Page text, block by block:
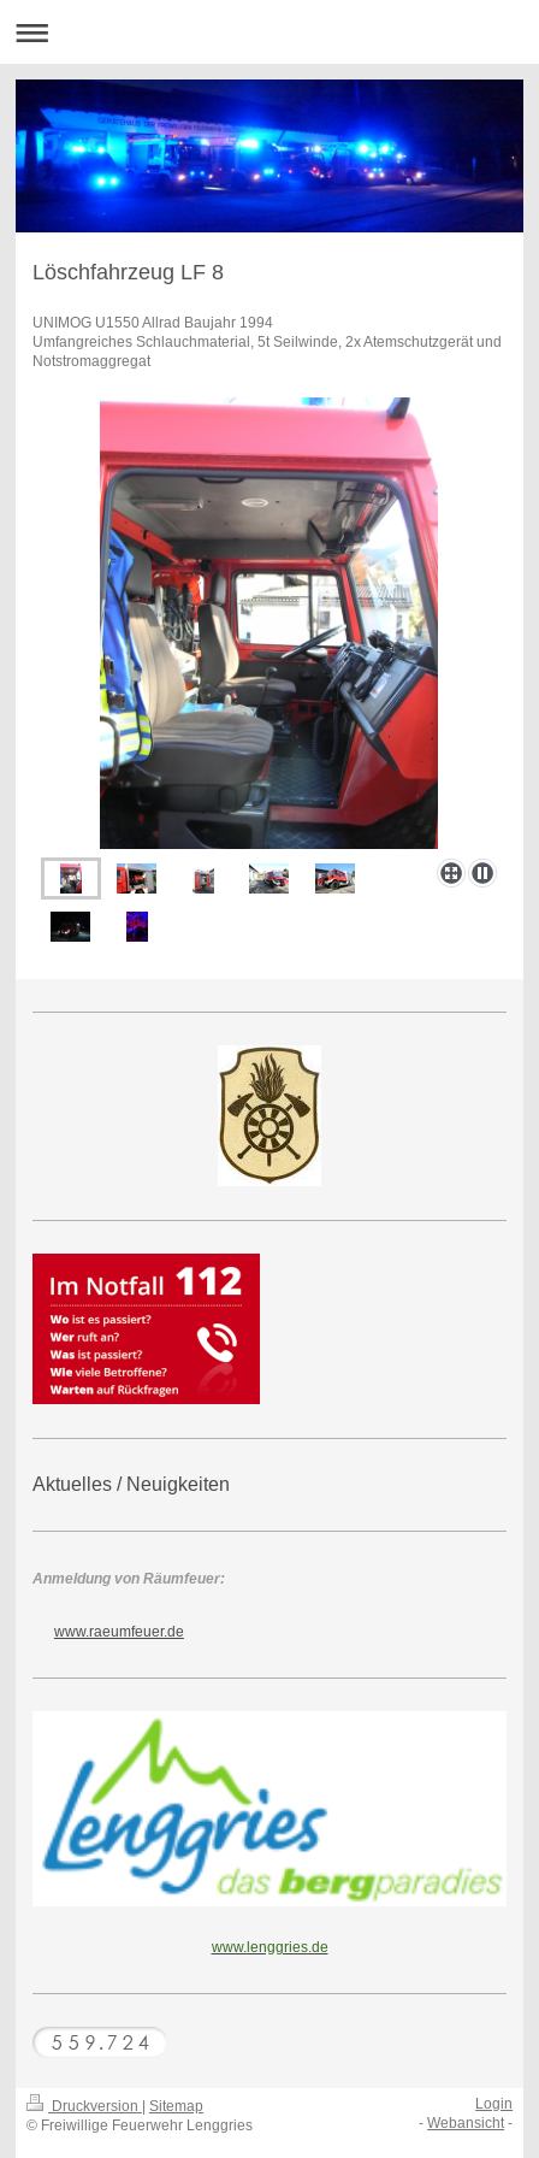
Löschfahrzeug LF 8
UNIMOG U1550 Allrad Baujahr 1994
Umfangreiches Schlauchmaterial, 5t Seilwinde, 2x Atemschutzgerät und
Notstromaggregat
Aktuelles / Neuigkeiten
Anmeldung von Räumfeuer:
www.raeumfeuer.de
www.lenggries.de
Druckversion | Sitemap
© Freiwillige Feuerwehr Lenggries
Login
-Webansicht -